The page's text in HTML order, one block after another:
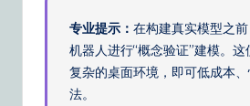
专业提示：在构建真实模型之
机器人进行“概念验证”建模。
复杂的桌面环境，即可低成本
法。